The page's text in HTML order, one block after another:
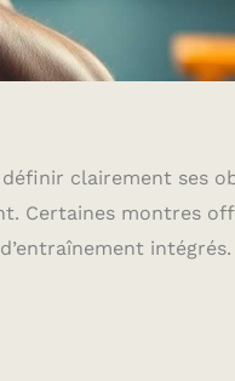
clairement ses
Certaines montres